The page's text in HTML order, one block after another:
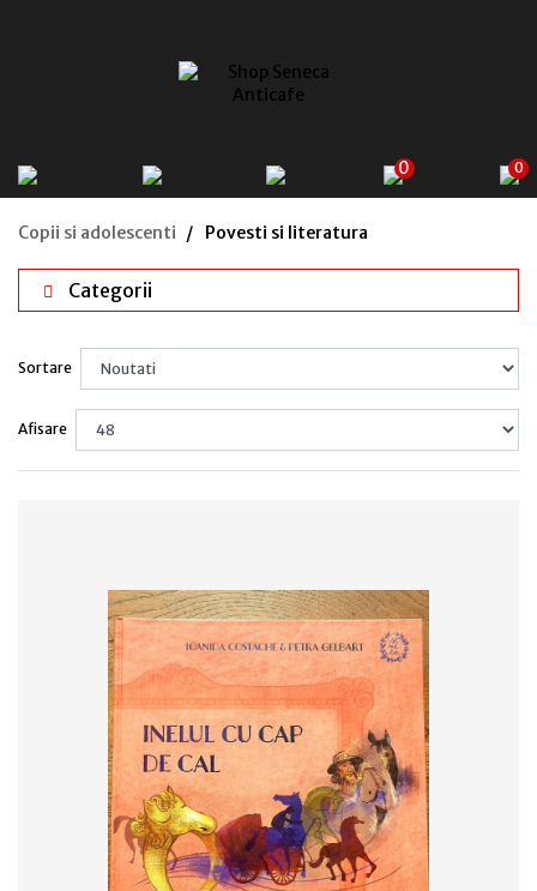
0 0
Copii si adolescenti Povesti si literatura
Categorii
Sortare
Afisare